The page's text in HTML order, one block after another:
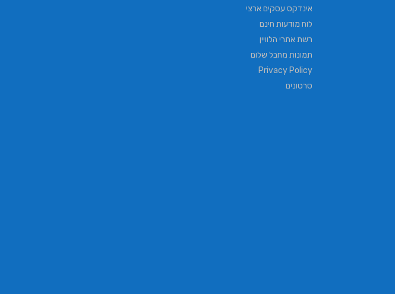
אינדקס עסקים ארצי
לוח מודעות חינם
רשת אתרי הלוויין
תמונות מחבל שלום
Privacy Policy
סרטונים